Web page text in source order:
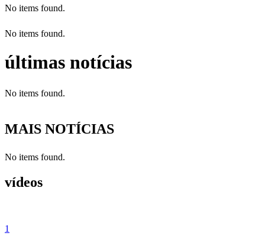
No items found.
No items found.
últimas notícias
No items found.
MAIS NOTÍCIAS
No items found.
vídeos
1